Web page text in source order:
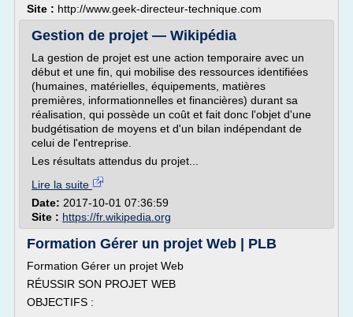
Site : http://www.geek-directeur-technique.com
Gestion de projet — Wikipédia
La gestion de projet est une action temporaire avec un
début et une fin, qui mobilise des ressources identifiées
(humaines, matérielles, équipements, matières
premières, informationnelles et financières) durant sa
réalisation, qui possède un coût et fait donc l'objet d'une
budgétisation de moyens et d'un bilan indépendant de
celui de l'entreprise.
Les résultats attendus du projet...
Lire la suite
Date: 2017-10-01 07:36:59
Site : https://fr.wikipedia.org
Formation Gérer un projet Web | PLB
Formation Gérer un projet Web
RÉUSSIR SON PROJET WEB
OBJECTIFS :